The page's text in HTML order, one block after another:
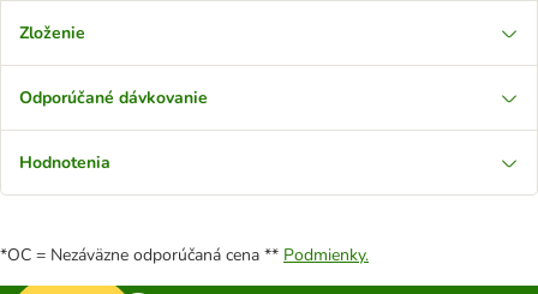
Zloženie
Odporúčané dávkovanie
Hodnotenia
*OC = Nezáväzne odporúčaná cena ** Podmienky.